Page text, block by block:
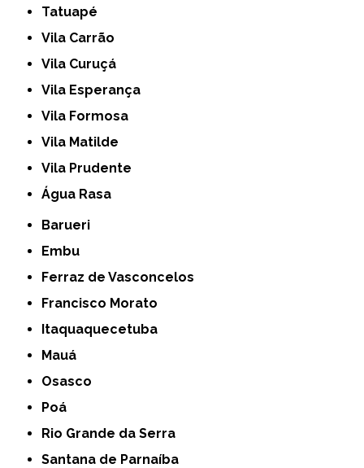
Tatuapé
Vila Carrão
Vila Curuçá
Vila Esperança
Vila Formosa
Vila Matilde
Vila Prudente
Água Rasa
Barueri
Embu
Ferraz de Vasconcelos
Francisco Morato
Itaquaquecetuba
Mauá
Osasco
Poá
Rio Grande da Serra
Santana de Parnaíba